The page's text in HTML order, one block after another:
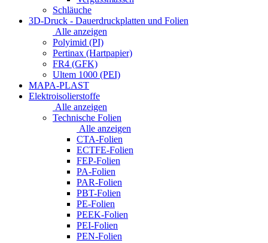
Schläuche
3D-Druck - Dauerdruckplatten und Folien
Alle anzeigen
Polyimid (PI)
Pertinax (Hartpapier)
FR4 (GFK)
Ultem 1000 (PEI)
MAPA-PLAST
Elektroisolierstoffe
Alle anzeigen
Technische Folien
Alle anzeigen
CTA-Folien
ECTFE-Folien
FEP-Folien
PA-Folien
PAR-Folien
PBT-Folien
PE-Folien
PEEK-Folien
PEI-Folien
PEN-Folien